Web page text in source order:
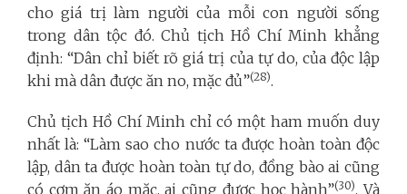
cho giá trị làm người của mỗi con người sống
trong dân tộc đó. Chủ tịch Hồ Chí Minh khẳng
định: “Dân chỉ biết rõ giá trị của tự do, của độc lập
khi mà dân được ăn no, mặc đủ”(28).
Chủ tịch Hồ Chí Minh chỉ có một ham muốn duy
nhất là: “Làm sao cho nước ta được hoàn toàn độc
lập, dân ta được hoàn toàn tự do, đồng bào ai cũng
có cơm ăn áo mặc, ai cũng được học hành”(30). Và